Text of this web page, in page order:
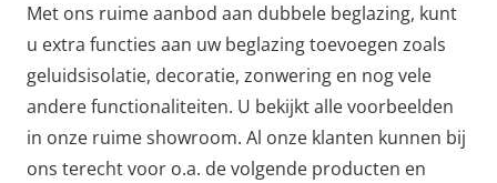
Met ons ruime aanbod aan dubbele beglazing, kunt
u extra functies aan uw beglazing toevoegen zoals
geluidsisolatie, decoratie, zonwering en nog vele
andere functionaliteiten. U bekijkt alle voorbeelden
in onze ruime showroom. Al onze klanten kunnen bij
ons terecht voor o.a. de volgende producten en